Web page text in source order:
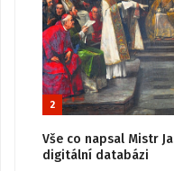
2
Vše co napsal Mistr
digitální databázi